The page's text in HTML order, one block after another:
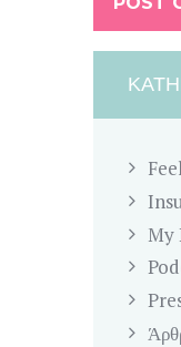
My